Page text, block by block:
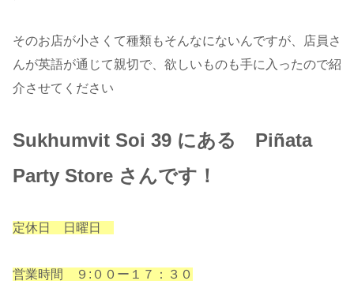
そのお店が小さくて種類もそんなにないんですが、店員さ
んが英語が通じて親切で、欲しいものも手に入ったので紹
介させてください
Sukhumvit Soi 39 にある Piñata
Party Store さんです！
定休日 日曜日
営業時間 ９:００ー１７：３０